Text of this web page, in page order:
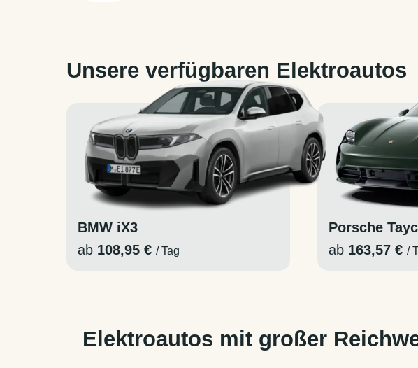
Unsere verfügbaren Elektroautos
BMW iX3
ab 108,95 € / Tag
Porsche
ab 163,57 € /
Elektroautos mit großer